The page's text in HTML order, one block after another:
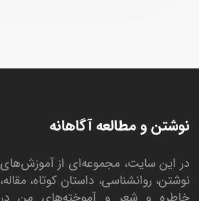
نوشتن و مطالعه آگاهانه
در این سایت، مجموعه‌ای از آموزش‌های
نوشتن، روانشناسی، داستان کوتاه، مقاله،